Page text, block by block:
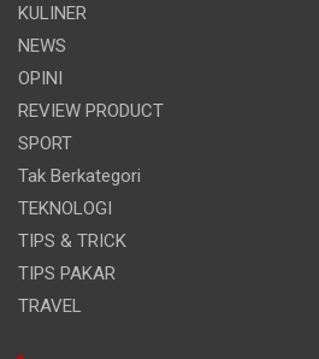
KULINER
NEWS
OPINI
REVIEW PRODUCT
SPORT
Tak Berkategori
TEKNOLOGI
TIPS & TRICK
TIPS PAKAR
TRAVEL